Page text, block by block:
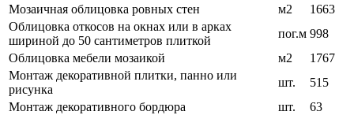
Мозаичная облицовка ровных стен
м2
1663
Облицовка откосов на окнах или в арках
шириной до 50 сантиметров плиткой
пог.м 998
Облицовка мебели мозаикой
м2
1767
Монтаж декоративной плитки, панно или
рисунка
шт.
515
Монтаж декоративного бордюра
шт.
63